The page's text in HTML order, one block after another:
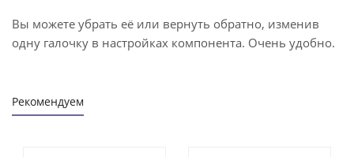
Вы можете убрать её или вернуть обратно, изменив
одну галочку в настройках компонента. Очень удобно.
Рекомендуем